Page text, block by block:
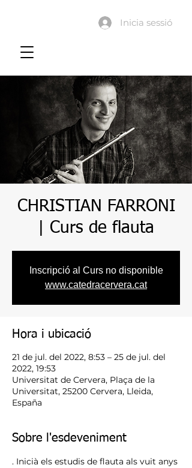
Inicia sessió
CHRISTIAN FARRONI
| Curs de flauta
Inscripció al Curs no disponible
www.catedracervera.cat
Hora i ubicació
21 de jul. del 2022, 8:53 – 25 de jul. del
2022, 19:53
Universitat de Cervera, Plaça de la
Universitat, 25200 Cervera, Lleida,
España
Sobre l'esdeveniment
. Inicià els estudis de flauta als vuit anys